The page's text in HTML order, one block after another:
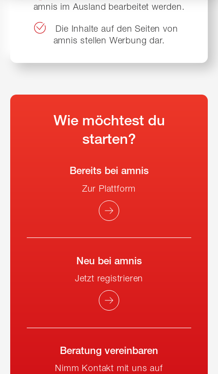
amnis im Ausland bearbeitet werden.
Die Inhalte auf den Seiten von
amnis stellen Werbung dar.
Wie möchtest du
starten?
Bereits bei amnis
Zur Plattform
Neu bei amnis
Jetzt registrieren
Beratung vereinbaren
Nimm Kontakt mit uns auf